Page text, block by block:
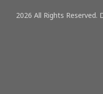
2026 All Rights Reserved.